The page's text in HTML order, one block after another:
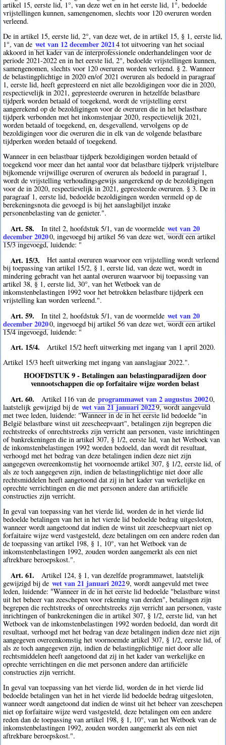
artikel 15, eerste lid, 1°, van deze wet en in het eerste lid, 1°, bedoelde
vrijstellingen kunnen, samengenomen, slechts voor 120 overuren worden
verleend.
De in artikel 15, eerste lid, 2°, van deze wet, de in artikel 15, § 1, eerste lid,
1°, van de wet van 12 december 20214 tot uitvoering van het sociaal
akkoord in het kader van de interprofessionele onderhandelingen voor de
periode 2021-2022 en in het eerste lid, 2°, bedoelde vrijstellingen kunnen,
samengenomen, slechts voor 120 overuren worden verleend. § 2. Wanneer
de belastingplichtige in 2020 en/of 2021 overuren als bedoeld in paragraaf
1, eerste lid, heeft gepresteerd en niet alle bezoldigingen voor die in 2020,
respectievelijk in 2021, gepresteerde overuren in hetzelfde belastbare
tijdperk worden betaald of toegekend, wordt de vrijstelling eerst
aangerekend op de bezoldigingen voor de overuren die in het belastbare
tijdperk verbonden met het inkomstenjaar 2020, respectievelijk 2021,
worden betaald of toegekend, en, desgevallend, vervolgens op de
bezoldigingen voor die overuren die in elk van de volgende belastbare
tijdperken worden betaald of toegekend.
Wanneer in een belastbaar tijdperk bezoldigingen worden betaald of
toegekend voor meer dan het aantal voor dat belastbare tijdperk vrijstelbare
bijkomende vrijwillige overuren of overuren als bedoeld in paragraaf 1,
wordt de vrijstelling verhoudingsgewijs aangerekend op de bezoldigingen
voor de in 2020, respectievelijk in 2021, gepresteerde overuren. § 3. De in
paragraaf 1, eerste lid, bedoelde bezoldigingen worden vermeld op de
berekeningsnota die gevoegd is bij het aanslagbiljet inzake
personenbelasting van de genieter.".
Art. 58. In titel 2, hoofdstuk 5/1, van de voormelde wet van 20
december 20200, ingevoegd bij artikel 56 van deze wet, wordt een artikel
15/3 ingevoegd, luidende: "
Art. 15/3.
Het aantal overuren waarvoor een vrijstelling wordt verleend
bij toepassing van artikel 15/2, § 1, eerste lid, van deze wet, wordt in
mindering gebracht van het aantal overuren waarvoor bij toepassing van
artikel 38, § 1, eerste lid, 30°, van het Wetboek van de
inkomstenbelastingen 1992 voor het betrokken belastbare tijdperk een
vrijstelling kan worden verleend.".
Art. 59. In titel 2, hoofdstuk 5/1, van de voormelde wet van 20
december 20200, ingevoegd bij artikel 56 van deze wet, wordt een artikel
15/4 ingevoegd, luidende: "
Art. 15/4.
Artikel 15/2 heeft uitwerking met ingang van 1 april 2020.
Artikel 15/3 heeft uitwerking met ingang van aanslagjaar 2022.".
HOOFDSTUK 9 - Betalingen aan belastingparadijzen door
vennootschappen die op forfaitaire wijze worden belast
Art. 60.
Artikel 116 van de programmawet van 2 augustus 20020,
laatstelijk gewijzigd bij de wet van 21 januari 20229, wordt aangevuld
met twee leden, luidende: "Wanneer in de in het eerste lid bedoelde "in
België belastbare winst uit zeescheepvaart", betalingen zijn begrepen die
rechtstreeks of onrechtstreeks zijn verricht aan personen, vaste inrichtingen
of bankrekeningen die in artikel 307, § 1/2, eerste lid, van het Wetboek van
de inkomstenbelastingen 1992 worden bedoeld, dan wordt dit resultaat,
verhoogd met het bedrag van deze betalingen indien deze niet zijn
aangegeven overeenkomstig het voornoemde artikel 307, § 1/2, eerste lid, of
als ze toch aangegeven zijn, indien de belastingplichtige niet door alle
rechtsmiddelen heeft aangetoond dat zij in het kader van werkelijke en
oprechte verrichtingen en die met personen andere dan artificiële
constructies zijn verricht.
In geval van toepassing van het vierde lid, worden de in het vierde lid
bedoelde betalingen van het in het vierde lid bedoelde bedrag uitgesloten,
wanneer wordt aangetoond dat indien de winst uit zeescheepvaart niet op
forfaitaire wijze werd vastgesteld, deze betalingen om een andere reden dan
de toepassing van artikel 198, § 1, 10°, van het Wetboek van de
inkomstenbelastingen 1992, zouden worden aangemerkt als een niet
aftrekbare beroepskost.".
Art. 61.
Artikel 124, § 1, van dezelfde programmawet, laatstelijk
gewijzigd bij de wet van 21 januari 20229, wordt aangevuld met twee
leden, luidende: "Wanneer in de in het eerste lid bedoelde "belastbare winst
uit het beheer van zeeschepen voor rekening van derden", betalingen zijn
begrepen die rechtstreeks of onrechtstreeks zijn verricht aan personen, vaste
inrichtingen of bankrekeningen die in artikel 307, § 1/2, eerste lid, van het
Wetboek van de inkomstenbelastingen 1992 worden bedoeld, dan wordt dit
resultaat, verhoogd met het bedrag van deze betalingen indien deze niet zijn
aangegeven overeenkomstig het voornoemde artikel 307, § 1/2, eerste lid, of
als ze toch aangegeven zijn, indien de belastingplichtige niet door alle
rechtsmiddelen heeft aangetoond dat zij in het kader van werkelijke en
oprechte verrichtingen en die met personen andere dan artificiële
constructies zijn verricht.
In geval van toepassing van het vierde lid, worden de in het vierde lid
bedoelde betalingen van het in het vierde lid bedoelde bedrag uitgesloten,
wanneer wordt aangetoond dat indien de winst uit het beheer van zeeschepen
niet op forfaitaire wijze werd vastgesteld, deze betalingen om een andere
reden dan de toepassing van artikel 198, § 1, 10°, van het Wetboek van de
inkomstenbelastingen 1992, zouden worden aangemerkt als een niet
aftrekbare beroepskost.".